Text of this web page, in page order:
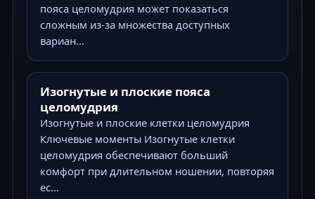
пояса целомудрия может показаться
сложным из-за множества доступных
вариан...
Изогнутые и плоские пояса
целомудрия
Изогнутые и плоские клетки целомудрия
Ключевые моменты Изогнутые клетки
целомудрия обеспечивают больший
комфорт при длительном ношении, повторяя
ес...